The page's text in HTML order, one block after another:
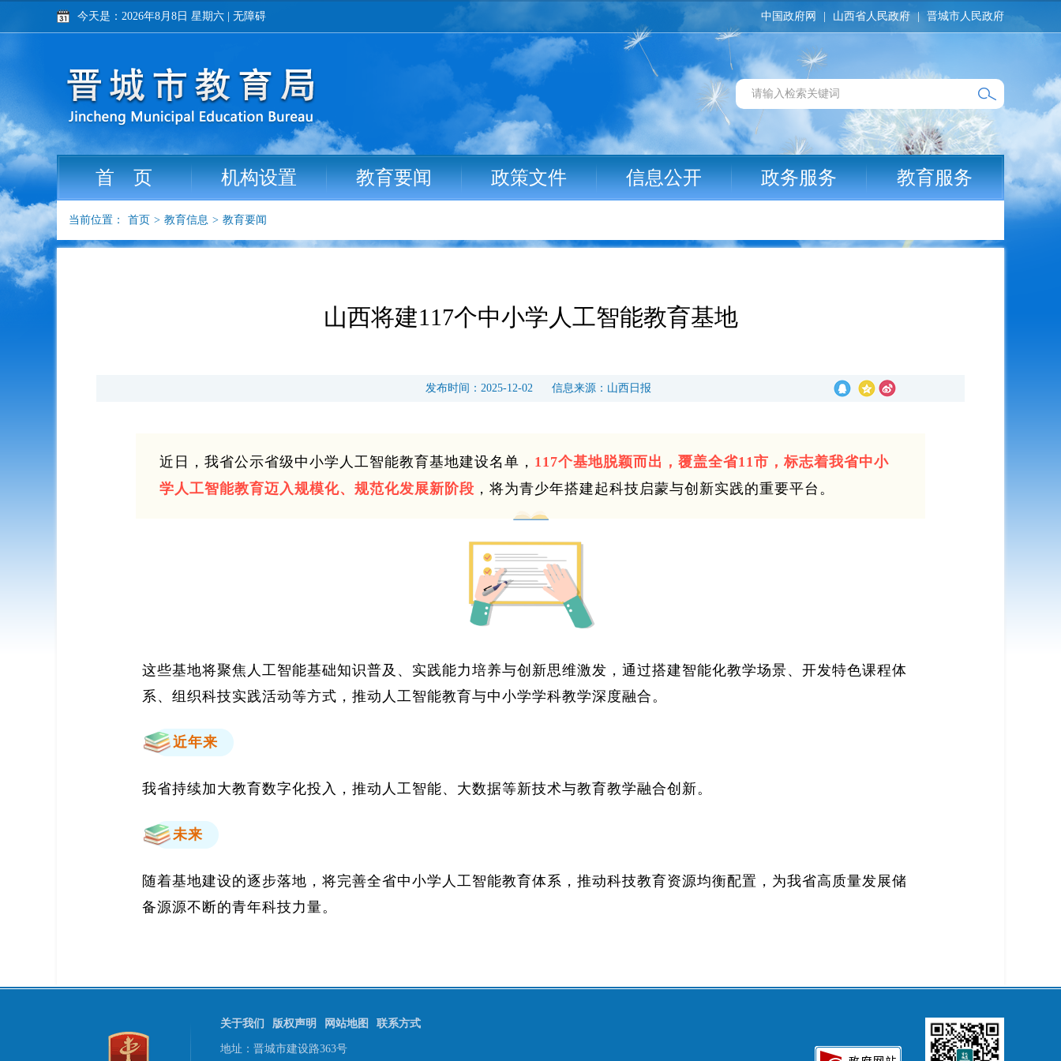
今天是：2026年8月8日 星期六 无障碍 中国政府网 山西省人民政府 | 晋城市人民政府
首 页 机构设置 教育要闻 政策文件 信息公开 政务服务 教育服务
当前位置： 首页 > 教育信息 > 教育要闻
山西将建117个中小学人工智能教育基地
发布时间： 2025-12-02 信息来源： 山西日报
近日，我省公示省级中小学人工智能教育基地建设名单， 117个基地脱颖而出，覆盖全省11市，标志着我省中小
学人工智能教育迈入规模化、规范化发展新阶段 ，将为青少年搭建起科技启蒙与创新实践的重要平台。
这些基地将聚焦人工智能基础知识普及、实践能力培养与创新思维激发，通过搭建智能化教学场景、开发特色课程体
系、组织科技实践活动等方式，推动人工智能教育与中小学学科教学深度融合。
近年来
我省持续加大教育数字化投入，推动人工智能、大数据等新技术与教育教学融合创新。
未来
随着基地建设的逐步落地，将完善全省中小学人工智能教育体系，推动科技教育资源均衡配置，为我省高质量发展储
备源源不断的青年科技力量。
关于我们 版权声明 网站地图 联系方式
地址：晋城市建设路363号